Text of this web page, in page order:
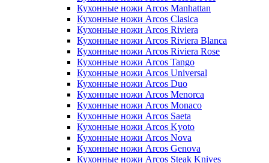
Кухонные ножи Arcos Manhattan
Кухонные ножи Arcos Clasica
Кухонные ножи Arcos Riviera
Кухонные ножи Arcos Riviera Blanca
Кухонные ножи Arcos Riviera Rose
Кухонные ножи Arcos Tango
Кухонные ножи Arcos Universal
Кухонные ножи Arcos Duo
Кухонные ножи Arcos Menorca
Кухонные ножи Arcos Monaco
Кухонные ножи Arcos Saeta
Кухонные ножи Arcos Kyoto
Кухонные ножи Arcos Nova
Кухонные ножи Arcos Genova
Кухонные ножи Arcos Steak Knives